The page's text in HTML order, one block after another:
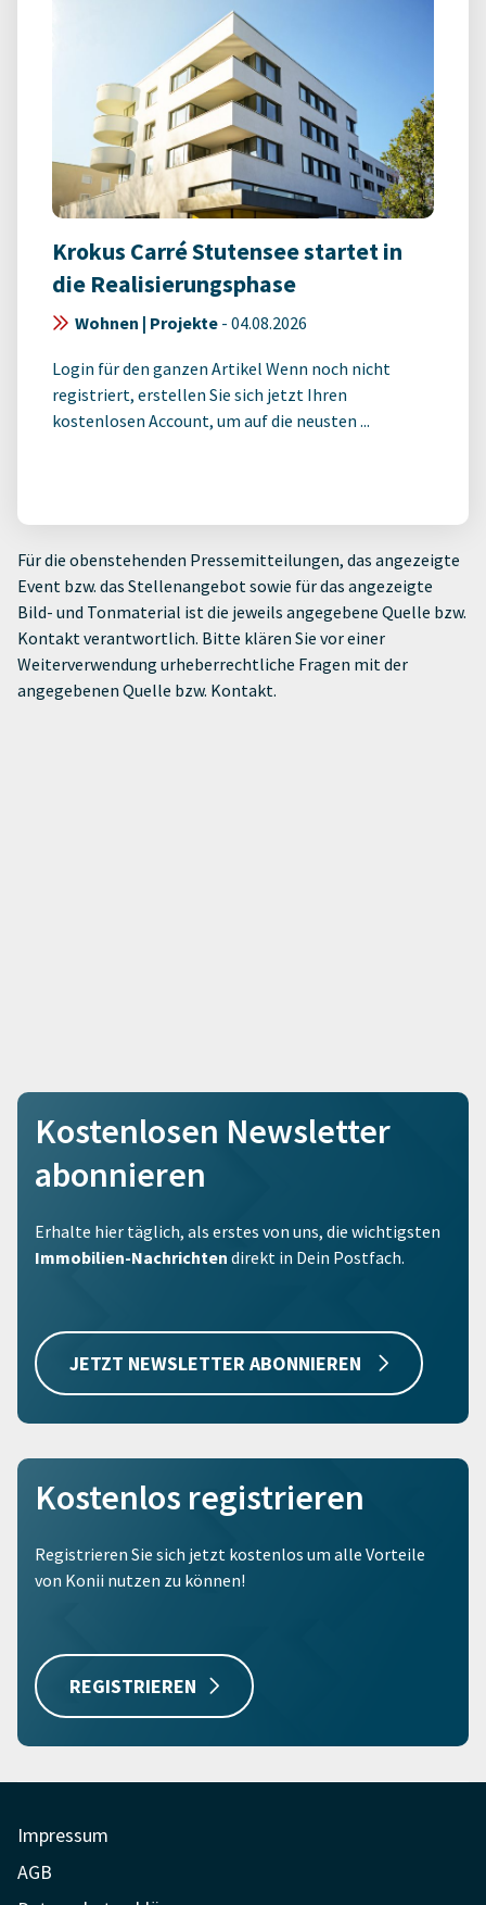
Krokus Carré Stutensee startet in
die Realisierungsphase
Wohnen | Projekte - 04.08.2026
Login für den ganzen Artikel Wenn noch nicht
registriert, erstellen Sie sich jetzt Ihren
kostenlosen Account, um auf die neusten ...
Für die obenstehenden Pressemitteilungen, das angezeigte
Event bzw. das Stellenangebot sowie für das angezeigte
Bild- und Tonmaterial ist die jeweils angegebene Quelle bzw.
Kontakt verantwortlich. Bitte klären Sie vor einer
Weiterverwendung urheberrechtliche Fragen mit der
angegebenen Quelle bzw. Kontakt.
Kostenlosen Newsletter
abonnieren
Erhalte hier täglich, als erstes von uns, die wichtigsten
Immobilien-Nachrichten direkt in Dein Postfach.
JETZT NEWSLETTER ABONNIEREN
Kostenlos registrieren
Registrieren Sie sich jetzt kostenlos um alle Vorteile
von Konii nutzen zu können!
REGISTRIEREN
Impressum
AGB